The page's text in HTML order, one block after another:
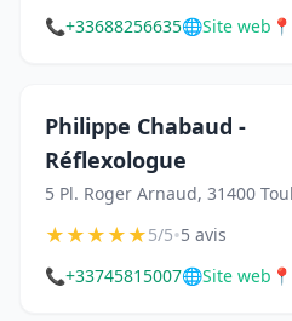
📞+33688256635🌐Site web 📍
Philippe Chabaud -
Réflexologue
5 Pl. Roger Arnaud, 31400
★★★★★5/5•5 avis
📞+33745815007🌐Site web 📍